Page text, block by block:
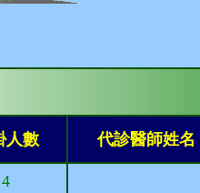
人數 代診醫師姓名
4